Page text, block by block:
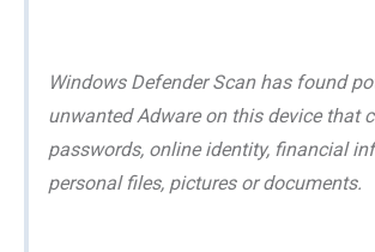
Windows Defender Scan has found
unwanted Adware on this device that
passwords, online identity, financial
personal files, pictures or documents.